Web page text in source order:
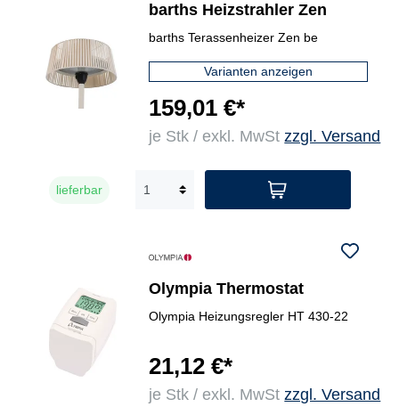
barths Heizstrahler Zen
barths Terassenheizer Zen be
Varianten anzeigen
159,01 €*
je Stk / exkl. MwStzzgl. Versand
lieferbar
Olympia Thermostat
Olympia Heizungsregler HT 430-22
21,12 €*
je Stk / exkl. MwStzzgl. Versand